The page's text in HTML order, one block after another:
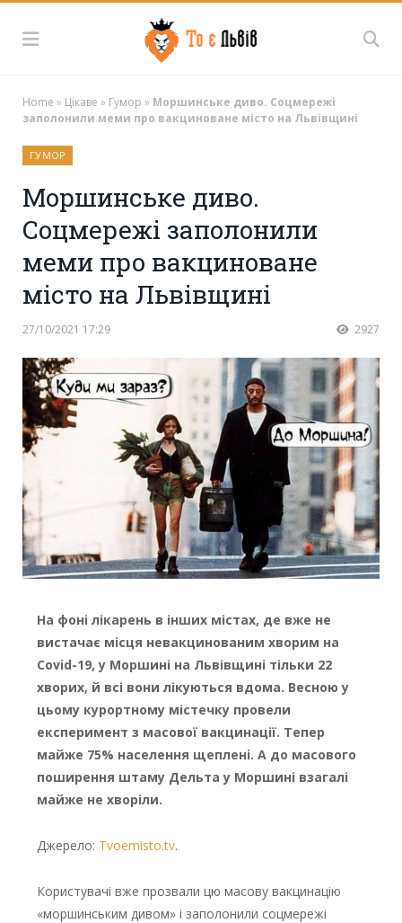
Home » Цікаве » Гумор » Моршинське диво. Соцмережі
заполонили меми про вакциноване місто на Львівщині
ГУМОР
Моршинське диво.
Соцмережі заполонили
меми про вакциноване
місто на Львівщині
27/10/2021 17:29 2927
На фоні лікарень в інших містах, де вже не
вистачає місця невакцинованим хворим на
Covid-19, у Моршині на Львівщині тільки 22
хворих, й всі вони лікуються вдома. Весною у
цьому курортному містечку провели
експеримент з масової вакцинації. Тепер
майже 75% населення щеплені. А до масового
поширення штаму Дельта у Моршині взагалі
майже не хворіли.
Джерело: Tvoemisto.tv.
Користувачі вже прозвали цю масову вакцинацію
«моршинським дивом» і заполонили соцмережі